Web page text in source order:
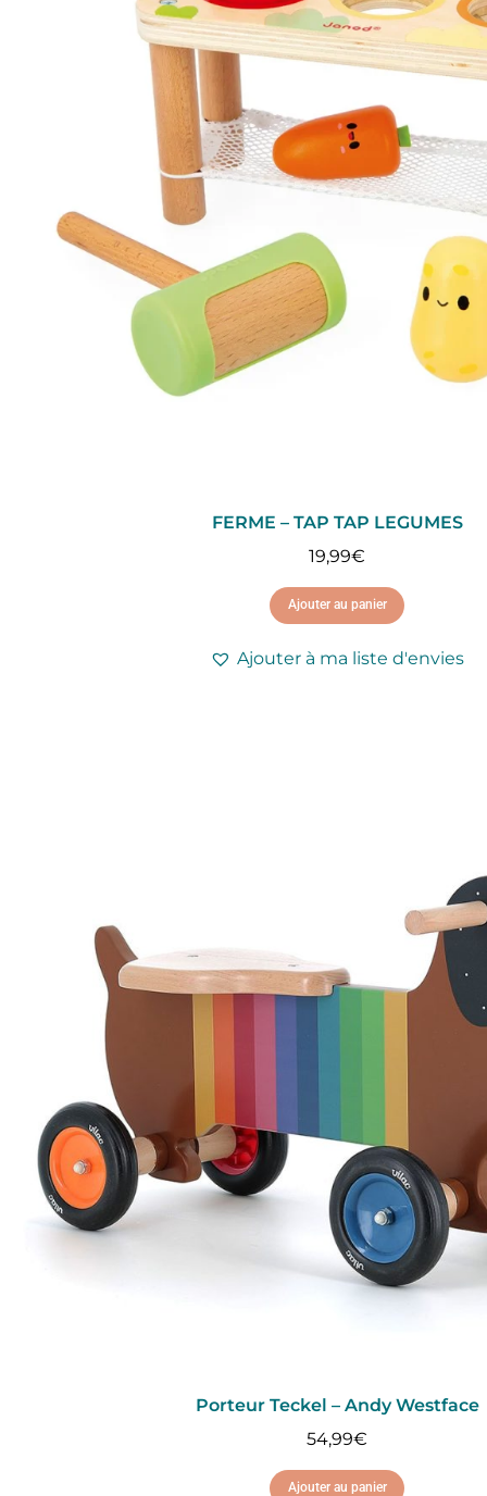
FERME – TAP TAP LEGUMES
19,99€
Ajouter au panier
Ajouter à ma liste d'envies
Porteur Teckel – Andy Westface
54,99€
Ajouter au panier